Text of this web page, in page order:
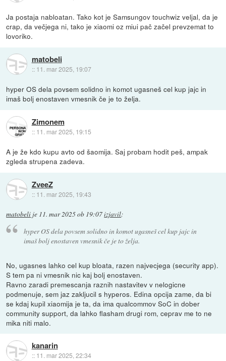
Ja postaja nabloatan. Tako kot je Samsungov touchwiz veljal, da je
crap, da večjega ni, tako je xiaomi oz miui pač začel prevzemat to
lovoriko.
matobeli
:: 11. mar 2025, 19:07
hyper OS dela povsem solidno in komot ugasneš cel kup jajc in
imaš bolj enostaven vmesnik če je to želja.
Zimonem
:: 11. mar 2025, 19:15
A je že kdo kupu avto od šaomija. Saj probam hodit peš, ampak
zgleda strupena zadeva.
ZveeZ
:: 11. mar 2025, 19:43
matobeli je 11. mar 2025 ob 19:07izjavil:
hyper OS dela povsem solidno in komot ugasneš cel kup jajc in
imaš bolj enostaven vmesnik če je to želja.
No, ugasnes lahko cel kup bloata, razen najvecjega (security app).
S tem pa ni vmesnik nic kaj bolj enostaven.
Ravno zaradi premescanja raznih nastavitev v nelogicne
podmenuje, sem jaz zakljucil s hyperos. Edina opcija zame, da bi
se kdaj kupil xiaomija je ta, da ima qualcommov SoC in dober
community support, da lahko flasham drugi rom, ceprav me to ne
mika niti malo.
kanarin
:: 11. mar 2025, 22:34